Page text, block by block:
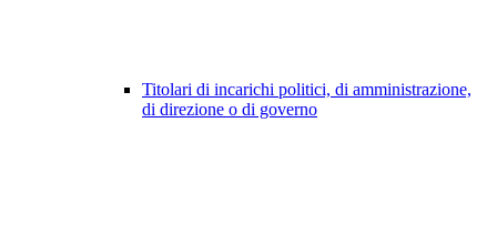
Titolari di incarichi politici, di amministrazione,
di direzione o di governo